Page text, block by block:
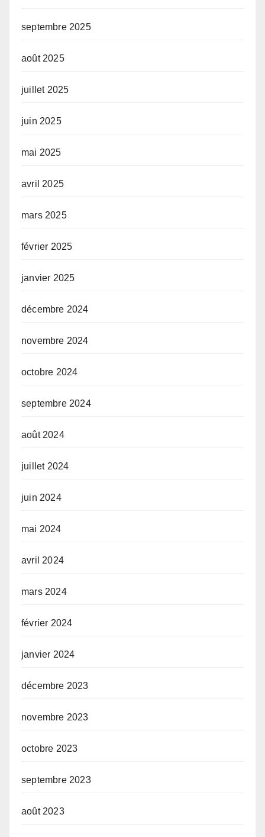
septembre 2025
août 2025
juillet 2025
juin 2025
mai 2025
avril 2025
mars 2025
février 2025
janvier 2025
décembre 2024
novembre 2024
octobre 2024
septembre 2024
août 2024
juillet 2024
juin 2024
mai 2024
avril 2024
mars 2024
février 2024
janvier 2024
décembre 2023
novembre 2023
octobre 2023
septembre 2023
août 2023